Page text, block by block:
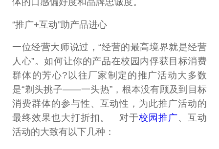
“推广+互动”助产品进心
一位经营大师说过，“经营的最高境界就是经营
人心”。如何让你的产品在校园内俘获目标消费
群体的芳心?以往厂家制定的推广活动大多数
是“剃头挑子——一头热”，根本没有顾及到目标
消费群体的参与性、互动性，为此推广活动的
最终效果也大打折扣。 对于校园推广、互动
活动的大致有以下几种：